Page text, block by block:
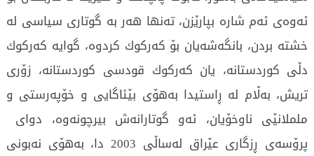
ئه‌وه‌ی‌ ئه‌م شاره‌ بپارێزن، ته‌نها هه‌ر به‌ گوتاری‌ سیاسی‌ له‌
خشته‌ بردن، بانگه‌شه‌یان بۆ كه‌ركوك كردوه‌، گوایه‌ كه‌ركوك
دڵی‌ كوردستانه‌، یان كه‌ركوك قودسی‌ كوردستانه‌، زۆری‌
تریش، به‌ڵام له‌ ڕاستیدا به‌هۆی‌ بێئاگایی‌ و خۆپه‌رستی‌ و
ململانێی‌ ناوخۆیان، ئه‌و گوتارانه‌ش بیرچونه‌وه‌، دوای‌
پرۆسه‌ی‌ ڕزگاری‌ عێراق له‌ساڵی‌ 2003 دا، به‌هۆی‌ نه‌بونی‌